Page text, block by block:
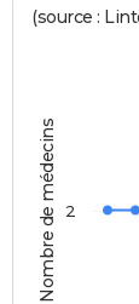
Nombre de médecins
(source :
2